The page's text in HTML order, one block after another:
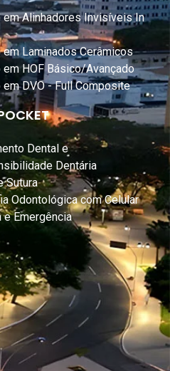
em Alinhadores Invisíveis In
Laminados Cerâmicos
HOF Básico/Avançado
DVO - Full Composite
Dental e
Dentária
Sutura
Odontológica com Celular
e Emergência